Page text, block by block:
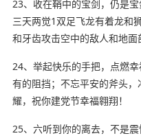
23、收在鞘中的宝剑，仍是
三天两觉1双足飞龙有着龙和
和牙齿攻击空中的敌人和地面
24、举起快乐的手把，点燃
有的阻挡；不忘平安的斧头
耀，祝你建党节幸福翱翔！
25、六听到你的离去，不是